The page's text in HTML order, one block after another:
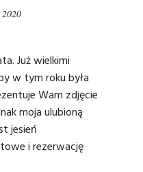
Już wielkimi
w tym roku była
Wam zdjęcie
moja ulubioną
jesień
i rezerwację